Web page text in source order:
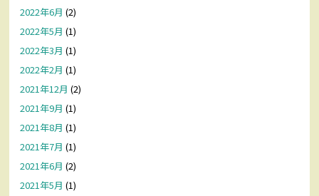
2022年6月 (2)
2022年5月 (1)
2022年3月 (1)
2022年2月 (1)
2021年12月 (2)
2021年9月 (1)
2021年8月 (1)
2021年7月 (1)
2021年6月 (2)
2021年5月 (1)